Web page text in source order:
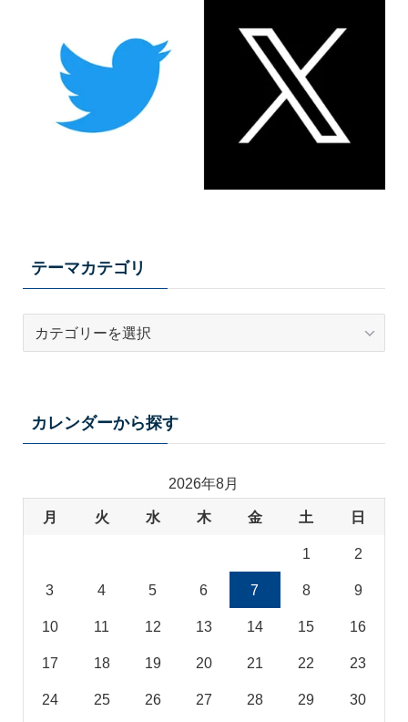
テーマカテゴリ
カレンダーから探す
2026年8月
月 火 水 木 金 土 日
1 2
3 4 5 6 7 8 9
10 11 12 13 14 15 16
17 18 19 20 21 22 23
24 25 26 27 28 29 30